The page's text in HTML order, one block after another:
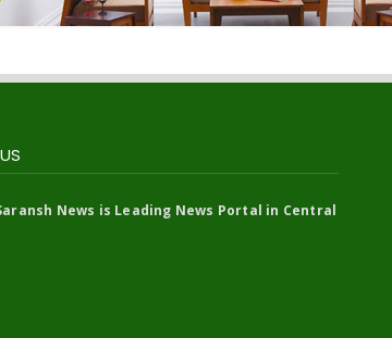
News is Leading News Portal in Central